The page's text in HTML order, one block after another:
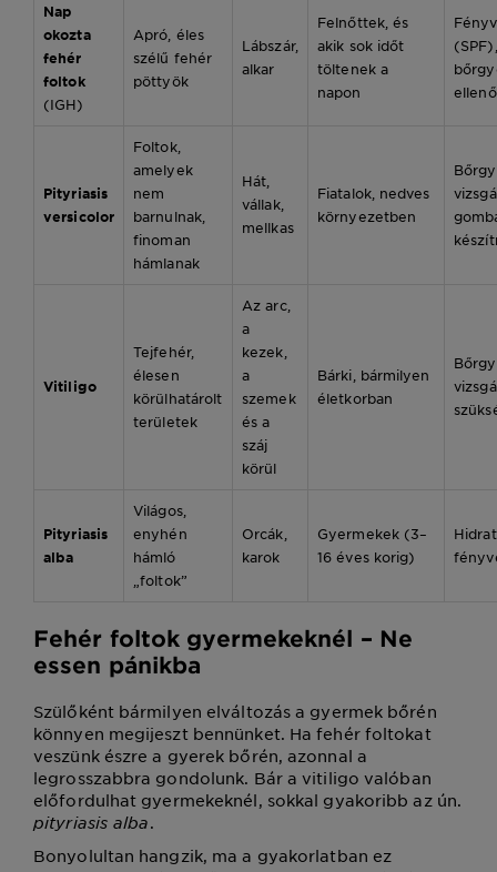
Nap
okozta
fehér
foltok
(IGH)
Apró, éles
szélű fehér
pöttyök
Lábszár,
alkar
Felnőttek, és
akik sok időt
töltenek a
napon
(SPF),
Pityriasis
versicolor
Foltok,
amelyek
nem
barnulnak,
finoman
hámlanak
Hát,
vállak,
mellkas
Fiatalok, nedves
környezetben
Vitiligo
Tejfehér,
élesen
körülhatárolt
területek
Az arc,
a
kezek,
a
szemek
és a
száj
körül
Bárki, bármilyen
életkorban
Pityriasis
alba
Világos,
enyhén
hámló
„foltok”
Orcák,
karok
Gyermekek (3–
16 éves korig)
Fehér foltok gyermekeknél – Ne
essen pánikba
Szülőként bármilyen elváltozás a gyermek bőrén
könnyen megijeszt bennünket. Ha fehér foltokat
veszünk észre a gyerek bőrén, azonnal a
legrosszabbra gondolunk. Bár a vitiligo valóban
előfordulhat gyermekeknél, sokkal gyakoribb az ún.
pityriasis alba.
Bonyolultan hangzik, ma a gyakorlatban ez